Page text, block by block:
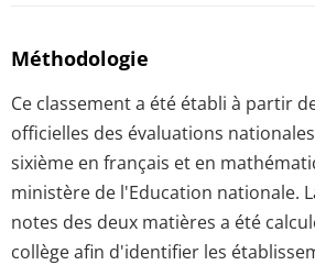
Méthodologie
Ce classement a été établi à partir
officielles des évaluations
sixième en français et en
ministère de l'Education nationale.
notes des deux matières a été
collège afin d'identifier les